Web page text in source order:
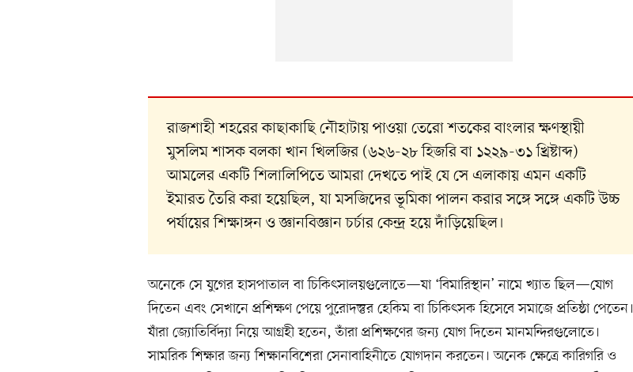
রাজশাহী শহরের কাছাকাছি নৌহাটায় পাওয়া তেরো শতকের বাংলার ক্ষণস্থায়ী
মুসলিম শাসক বলকা খান খিলজির (৬২৬-২৮ হিজরি বা ১২২৯-৩১ খ্রিষ্টাব্দ)
আমলের একটি শিলালিপিতে আমরা দেখতে পাই যে সে এলাকায় এমন একটি
ইমারত তৈরি করা হয়েছিল, যা মসজিদের ভূমিকা পালন করার সঙ্গে সঙ্গে একটি উচ্চ
পর্যায়ের শিক্ষাঙ্গন ও জ্ঞানবিজ্ঞান চর্চার কেন্দ্র হয়ে দাঁড়িয়েছিল।
অনেকে সে যুগের হাসপাতাল বা চিকিৎসালয়গুলোতে—যা ‘বিমারিস্থান’ নামে খ্যাত ছিল—যোগ
দিতেন এবং সেখানে প্রশিক্ষণ পেয়ে পুরোদস্তুর হেকিম বা চিকিৎসক হিসেবে সমাজে প্রতিষ্ঠা পেতেন।
যাঁরা জ্যোতির্বিদ্যা নিয়ে আগ্রহী হতেন, তাঁরা প্রশিক্ষণের জন্য যোগ দিতেন মানমন্দিরগুলোতে।
সামরিক শিক্ষার জন্য শিক্ষানবিশেরা সেনাবাহিনীতে যোগদান করতেন। অনেক ক্ষেত্রে কারিগরি ও